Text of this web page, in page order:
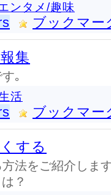
ンタメ/趣味
ブックマー
集
｡
活
ブックマー
する
法をご紹介しま
？